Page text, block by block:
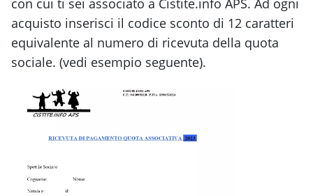
con cui ti sei associato a Cistite.info APS. Ad ogni
acquisto inserisci il codice sconto di 12 caratteri
equivalente al numero di ricevuta della quota
sociale. (vedi esempio seguente).